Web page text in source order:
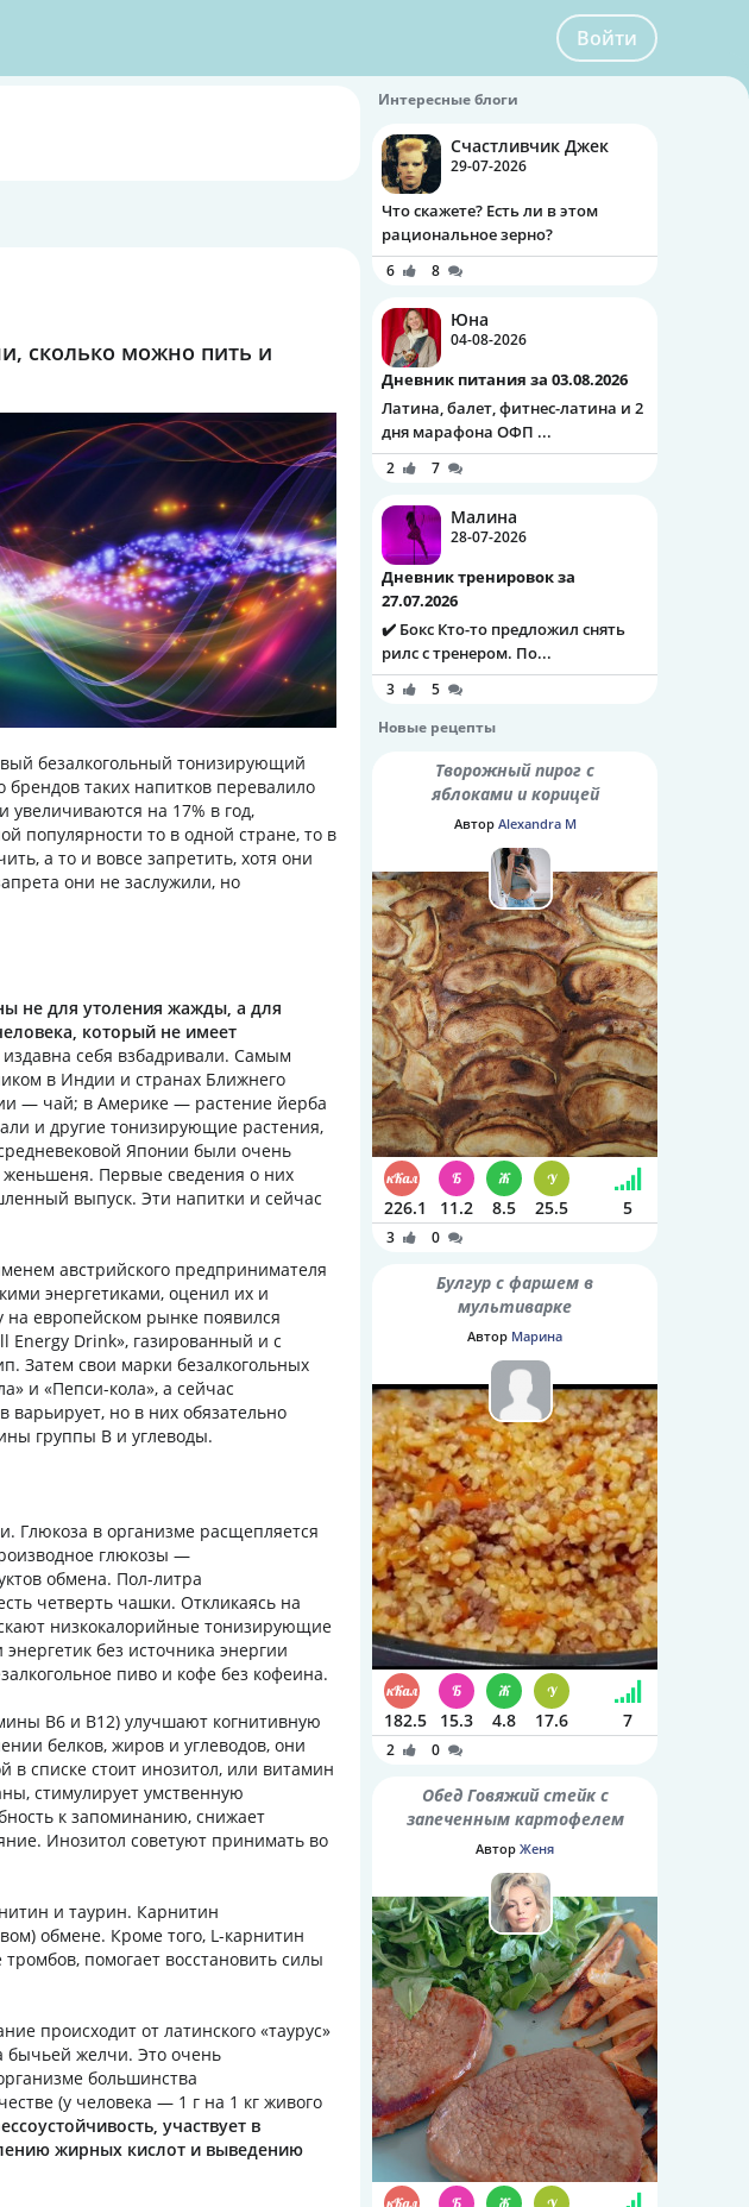
Войти
сколько можно пить и
безалкогольный тонизирующий
таких напитков перевалило
на 17% в год,
популярности то в одной стране, то в
а то и вовсе запретить, хотя они
они не заслужили, но
не для утоления жажды, а для
который не имеет
себя взбадривали. Самым
в Индии и странах Ближнего
— чай; в Америке — растение йерба
и другие тонизирующие растения,
Японии были очень
женьшеня. Первые сведения о них
выпуск. Эти напитки и сейчас
австрийского предпринимателя
энергетиками, оценил их и
на европейском рынке появился
Energy Drink», газированный и с
Затем свои марки безалкогольных
и «Пепси-кола», а сейчас
варьирует, но в них обязательно
группы В и углеводы.
Глюкоза в организме расщепляется
глюкозы —
обмена. Пол-литра
четверть чашки. Откликаясь на
низкокалорийные тонизирующие
без источника энергии
пиво и кофе без кофеина.
B6 и B12) улучшают когнитивную
белков, жиров и углеводов, они
в списке стоит инозитол, или витамин
стимулирует умственную
к запоминанию, снижает
Инозитол советуют принимать во
и таурин. Карнитин
обмене. Кроме того, L-карнитин
помогает восстановить силы
происходит от латинского «таурус»
бычьей желчи. Это очень
большинства
(у человека — 1 г на 1 кг живого
участвует в
жирных кислот и выведению
Интересные блоги
Счастливчик Джек
29-07-2026
Что скажете? Есть ли в этом
рациональное зерно?
6 8
Юна
04-08-2026
Дневник питания за 03.08.2026
Латина, балет, фитнес-латина и 2
дня марафона ОФП ...
2 7
Малина
28-07-2026
Дневник тренировок за
27.07.2026
✔️ Бокс Кто-то предложил снять
рилс с тренером. По...
3
5
Новые рецепты
Творожный пирог с
яблоками и корицей
Автор Alexandra M
226.1 11.2 8.5 25.5 5
3 0
Булгур с фаршем в
мультиварке
Автор Марина
182.5 15.3 4.8 17.6 7
2 0
Обед Говяжий стейк с
запеченным картофелем
Автор Женя